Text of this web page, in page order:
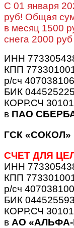
C 01 января
руб! Общая
в месяц 1500
снега 2000
ИНН
КПП
р/сч
БИК 044525225
КОРР.СЧ
в ПАО
ГСК «СОКОЛ»
СЧЕТ ДЛЯ
ИНН
КПП
р/сч
БИК 044525593
КОРР.СЧ
в АО «АЛЬФА-